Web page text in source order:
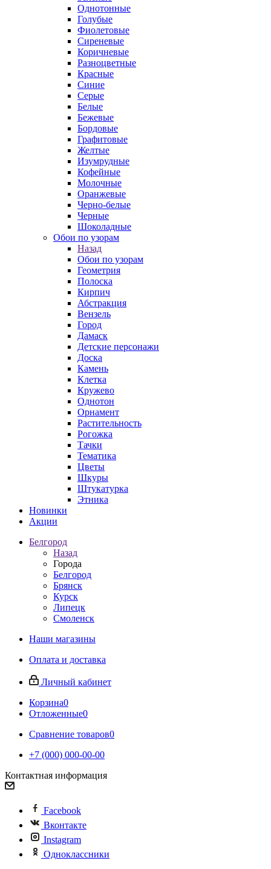
Однотонные
Голубые
Фиолетовые
Сиреневые
Коричневые
Разноцветные
Красные
Синие
Серые
Белые
Бежевые
Бордовые
Графитовые
Желтые
Изумрудные
Кофейные
Молочные
Оранжевые
Черно-белые
Черные
Шоколадные
Обои по узорам
Назад
Обои по узорам
Геометрия
Полоска
Кирпич
Абстракция
Вензель
Город
Дамаск
Детские персонажи
Доска
Камень
Клетка
Кружево
Однотон
Орнамент
Растительность
Рогожка
Тачки
Тематика
Цветы
Шкуры
Штукатурка
Этника
Новинки
Акции
Белгород
Назад
Города
Белгород
Брянск
Курск
Липецк
Смоленск
Наши магазины
Оплата и доставка
Личный кабинет
Корзина0
Отложенные0
Сравнение товаров0
+7 (000) 000-00-00
Контактная информация
Facebook
Вконтакте
Instagram
Одноклассники